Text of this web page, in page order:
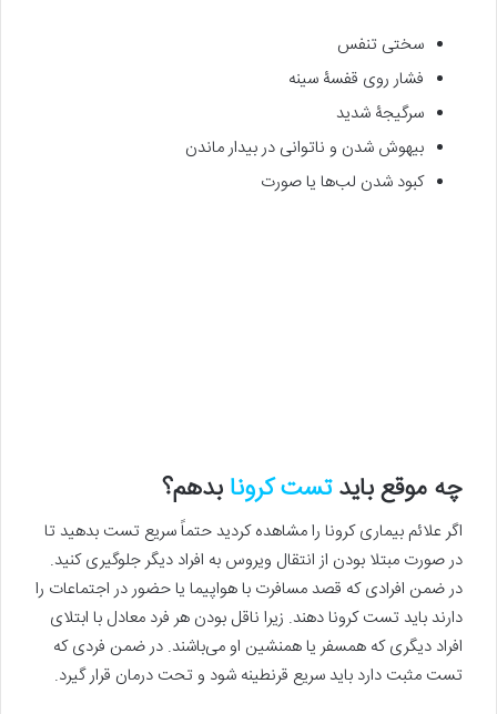
سختی تنفس
فشار روی قفسۀ سینه
سرگیجۀ شدید
بیهوش شدن و ناتوانی در بیدار ماندن
کبود شدن لب‌ها یا صورت
چه موقع بایدتست کرونابدهم؟
اگر علائم بیماری کرونا را مشاهده کردید حتماً سریع تست بدهید تا
در صورت مبتلا بودن از انتقال ویروس به افراد دیگر جلوگیری کنید.
در ضمن افرادی که قصد مسافرت با هواپیما یا حضور در اجتماعات را
دارند باید تست کرونا دهند. زیرا ناقل بودن هر فرد معادل با ابتلای
افراد دیگری که همسفر یا همنشین او می‌باشند. در ضمن فردی که
تست مثبت دارد باید سریع قرنطینه شود و تحت درمان قرار گیرد.